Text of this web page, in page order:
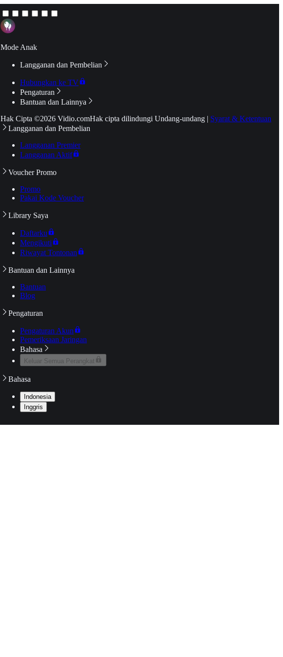
Mode Anak
Langganan dan Pembelian
Hubungkan ke TV
Pengaturan
Bantuan dan Lainnya
Hak Cipta ©2026 Vidio.comHak cipta dilindungi Undang-undang | Syarat & Ketentuan
Langganan dan Pembelian
Langganan Premier
Langganan Aktif
Voucher Promo
Promo
Pakai Kode Voucher
Library Saya
Daftarku
Mengikuti
Riwayat Tontonan
Bantuan dan Lainnya
Bantuan
Blog
Pengaturan
Pengaturan Akun
Pemeriksaan Jaringan
Bahasa
Keluar Semua Perangkat
Bahasa
Indonesia
Inggris